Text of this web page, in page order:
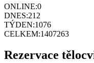
ONLINE:0
DNES:212
TÝDEN:1076
CELKEM:1407263
Rezervace